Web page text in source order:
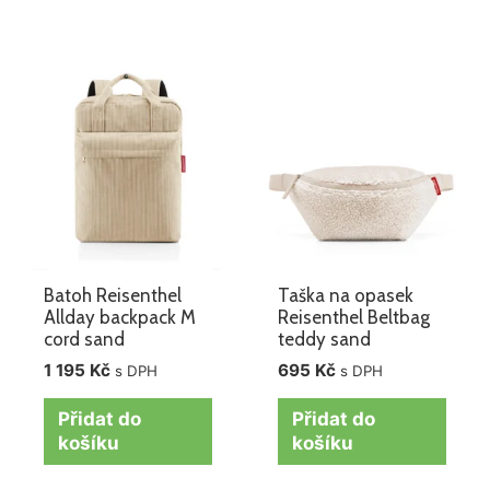
Batoh Reisenthel
Allday backpack M
cord sand
1 195 Kč s DPH
Přidat do
košíku
Taška na opasek
Reisenthel Beltbag
teddy sand
695 Kč s DPH
Přidat do
košíku